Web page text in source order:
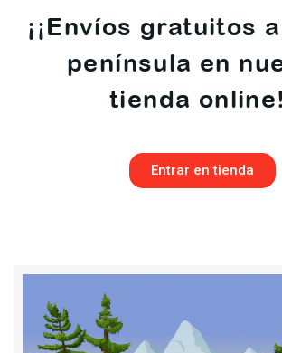
¡¡Envíos gratuitos
península en
tienda
Entrar en tienda